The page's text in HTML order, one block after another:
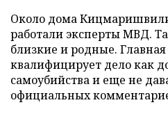
Около дома
работали эксперты МВД.
близкие и родные.
квалифицирует дело как
самоубийства и еще не
официальных